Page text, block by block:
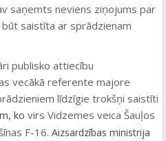
saņemts neviens ziņojums par
saistīta ar sprādzienam
publisko attiecību
vecākā referente majore
līdzīgie trokšņi saistīti
ko virs Vidzemes veica Šauļos
F-16. Aizsardzības ministrija